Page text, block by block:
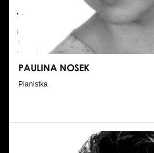
PAULINA NOSEK
Pianistka